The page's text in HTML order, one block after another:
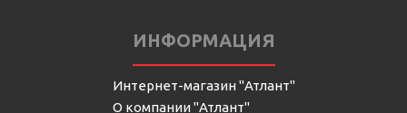
ИНФОРМАЦИЯ
Интернет-магазин "Атлант"
О компании "Атлант"